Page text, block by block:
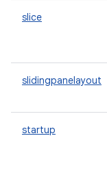
slice
slidingpanelayout
startup